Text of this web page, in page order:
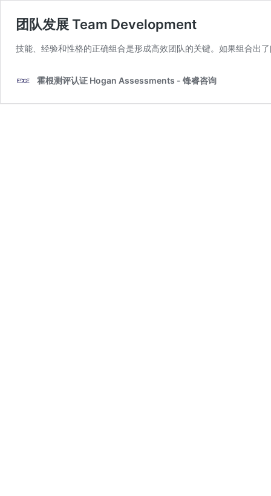
团队发展 Team Development
技能、经验和性格的正确组合是形成高效团队的关键。如果组合出
霍根测评认证 Hogan Assessments - 锋睿咨询